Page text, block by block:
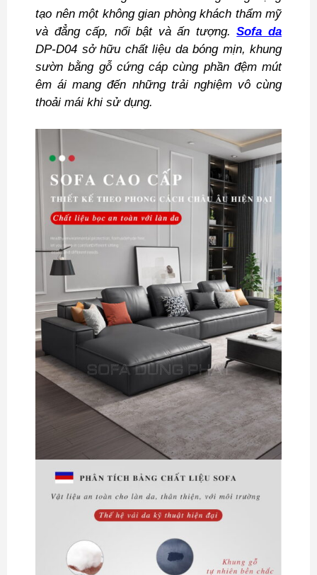
tạo nên một không gian phòng khách thẩm mỹ
và đẳng cấp, nổi bật và ấn tượng.Sofa da
DP-D04 sở hữu chất liệu da bóng mịn, khung
sườn bằng gỗ cứng cáp cùng phần đệm mút
êm ái mang đến những trải nghiệm vô cùng
thoải mái khi sử dụng.